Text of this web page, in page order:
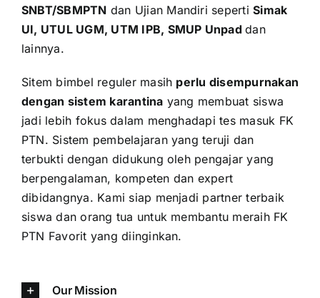
SNBT/SBMPTN dan Ujian Mandiri sepertiSimak
UI, UTUL UGM, UTM IPB, SMUP Unpaddan
lainnya.
Sitem bimbel reguler masih perlu disempurnakan
dengan sistem karantina yang membuat siswa
jadi lebih fokus dalam menghadapi tes masuk FK
PTN. Sistem pembelajaran yang teruji dan
terbukti dengan didukung oleh pengajar yang
berpengalaman, kompeten dan expert
dibidangnya. Kami siap menjadi partner terbaik
siswa dan orang tua untuk membantu meraih FK
PTN Favorit yang diinginkan.
Our Mission